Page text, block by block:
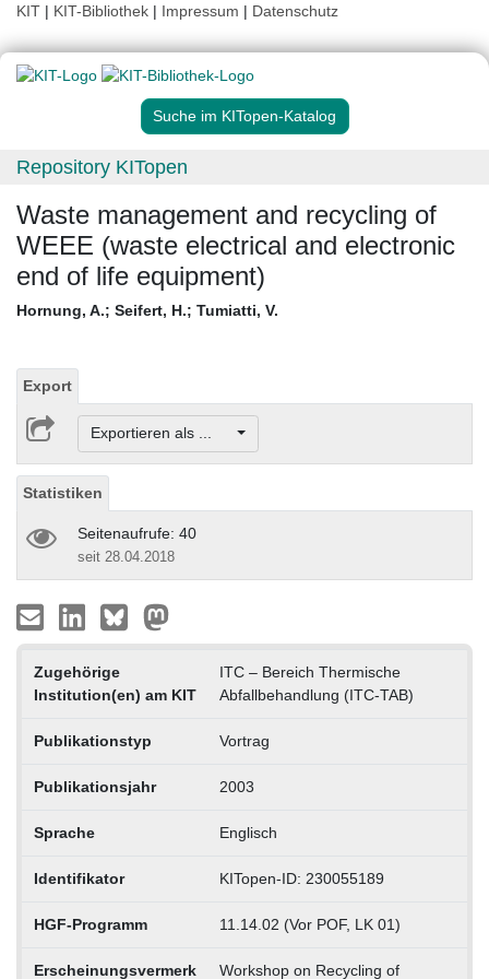
KIT | KIT-Bibliothek | Impressum | Datenschutz
Suche im KITopen-Katalog
Repository KITopen
Waste management and recycling of
WEEE (waste electrical and electronic
end of life equipment)
Hornung, A.; Seifert, H.; Tumiatti, V.
Export
Exportieren als ...
Statistiken
Seitenaufrufe: 40
seit 28.04.2018
Zugehörige
Institution(en) am KIT
ITC – Bereich Thermische
Abfallbehandlung (ITC-TAB)
Publikationstyp Vortrag
Publikationsjahr 2003
Sprache Englisch
Identifikator KITopen-ID: 230055189
HGF-Programm 11.14.02 (Vor POF, LK 01)
Erscheinungsvermerk Workshop on Recycling of